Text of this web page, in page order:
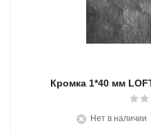
Кромка 1*40 мм
Нет в наличии